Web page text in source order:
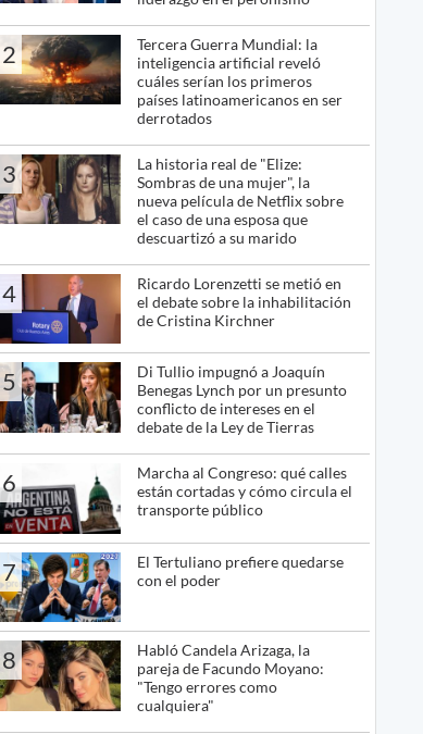
2
Tercera Guerra Mundial: la
inteligencia artificial reveló
cuáles serían los primeros
países latinoamericanos en ser
derrotados
3
La historia real de "Elize:
Sombras de una mujer", la
nueva película de Netflix sobre
el caso de una esposa que
descuartizó a su marido
4
Ricardo Lorenzetti se metió en
el debate sobre la inhabilitación
de Cristina Kirchner
5
Di Tullio impugnó a Joaquín
Benegas Lynch por un presunto
conflicto de intereses en el
debate de la Ley de Tierras
6
Marcha al Congreso: qué calles
están cortadas y cómo circula el
transporte público
7
El Tertuliano prefiere quedarse
con el poder
8
Habló Candela Arizaga, la
pareja de Facundo Moyano:
"Tengo errores como
cualquiera"